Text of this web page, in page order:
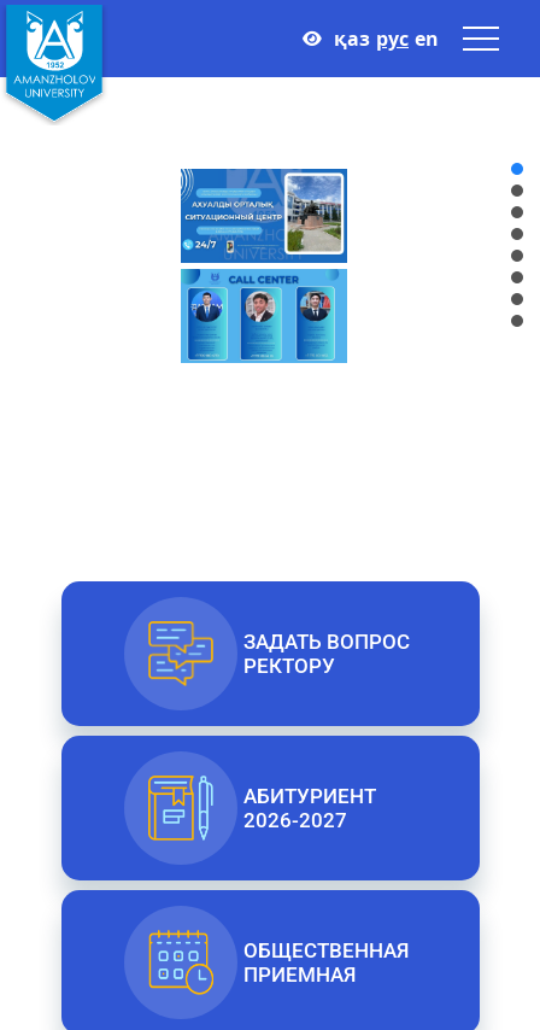
қаз рус en
ЗАДАТЬ ВОПРОС
РЕКТОРУ
АБИТУРИЕНТ
2026-2027
ОБЩЕСТВЕННАЯ
ПРИЕМНАЯ